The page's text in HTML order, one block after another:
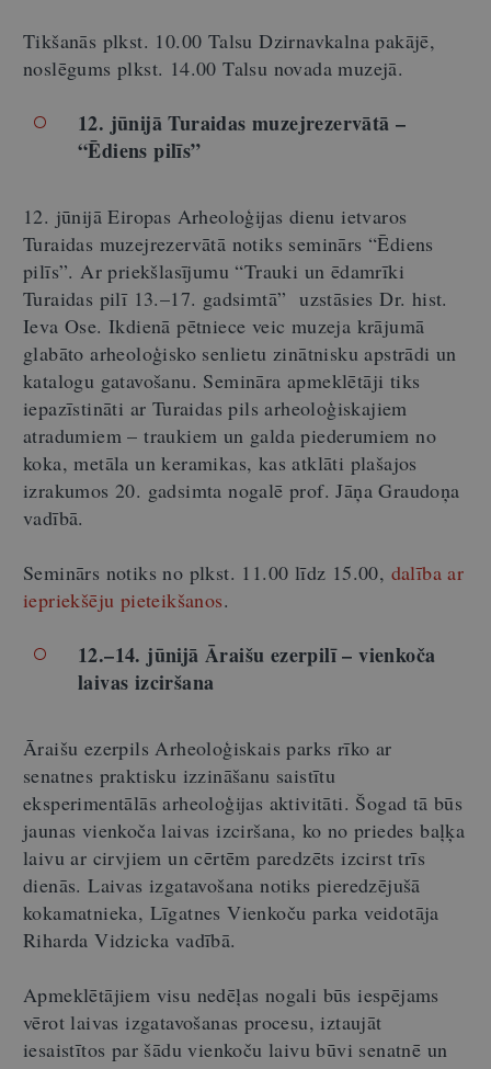
Tikšanās plkst. 10.00 Talsu Dzirnavkalna pakājē,
noslēgums plkst. 14.00 Talsu novada muzejā.
12. jūnijā Turaidas muzejrezervātā –
“Ēdiens pilīs”
12. jūnijā Eiropas Arheoloģijas dienu ietvaros
Turaidas muzejrezervātā notiks seminārs “Ēdiens
pilīs”. Ar priekšlasījumu “Trauki un ēdamrīki
Turaidas pilī 13.–17. gadsimtā” uzstāsies Dr. hist.
Ieva Ose. Ikdienā pētniece veic muzeja krājumā
glabāto arheoloģisko senlietu zinātnisku apstrādi un
katalogu gatavošanu. Semināra apmeklētāji tiks
iepazīstināti ar Turaidas pils arheoloģiskajiem
atradumiem – traukiem un galda piederumiem no
koka, metāla un keramikas, kas atklāti plašajos
izrakumos 20. gadsimta nogalē prof. Jāņa Graudoņa
vadībā.
Seminārs notiks no plkst. 11.00 līdz 15.00, dalība ar
iepriekšēju pieteikšanos.
12.–14. jūnijā Āraišu ezerpilī – vienkoča
laivas izciršana
Āraišu ezerpils Arheoloģiskais parks rīko ar
senatnes praktisku izzināšanu saistītu
eksperimentālās arheoloģijas aktivitāti. Šogad tā būs
jaunas vienkoča laivas izciršana, ko no priedes baļķa
laivu ar cirvjiem un cērtēm paredzēts izcirst trīs
dienās. Laivas izgatavošana notiks pieredzējušā
kokamatnieka, Līgatnes Vienkoču parka veidotāja
Riharda Vidzicka vadībā.
Apmeklētājiem visu nedēļas nogali būs iespējams
vērot laivas izgatavošanas procesu, iztaujāt
iesaistītos par šādu vienkoču laivu būvi senatnē un